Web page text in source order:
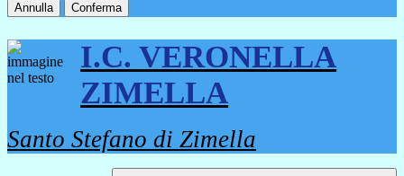
Annulla Conferma
I.C. VERONELLA
ZIMELLA
Santo Stefano di Zimella